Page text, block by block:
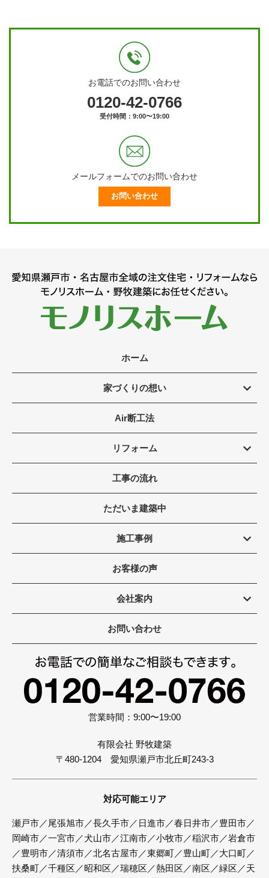
お電話でのお問い合わせ
0120-42-0766
受付時間：9:00〜19:00
メールフォームでのお問い合わせ
お問い合わせ
ホーム
家づくりの想い
Air断工法
リフォーム
工事の流れ
ただいま建築中
施工事例
お客様の声
会社案内
お問い合わせ
営業時間：9:00〜19:00
有限会社 野牧建築
〒480-1204 愛知県瀬戸市北丘町243-3
対応可能エリア
瀬戸市／尾張旭市／長久手市／日進市／春日井市／豊田市／
岡崎市／一宮市／犬山市／江南市／小牧市／稲沢市／岩倉市
／豊明市／清須市／北名古屋市／東郷町／豊山町／大口町／
扶桑町／千種区／昭和区／瑞穂区／熱田区／南区／緑区／天